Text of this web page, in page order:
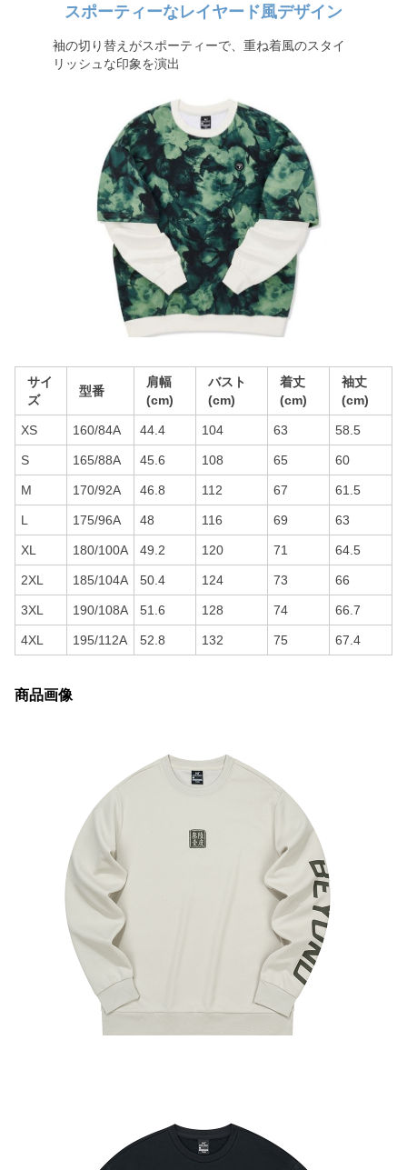
スポーティーなレイヤード風デザイン
袖の切り替えがスポーティーで、重ね着風のスタイ
リッシュな印象を演出
サイ
ズ
型番
肩幅
(cm)
バスト
(cm)
着丈
(cm)
袖丈
(cm)
XS 160/84A 44.4 104 63 58.5
S 165/88A 45.6 108 65 60
M 170/92A 46.8 112 67 61.5
L 175/96A 48 116 69 63
XL 180/100A 49.2 120 71 64.5
2XL 185/104A 50.4 124 73 66
3XL 190/108A 51.6 128 74 66.7
4XL 195/112A 52.8 132 75 67.4
商品画像